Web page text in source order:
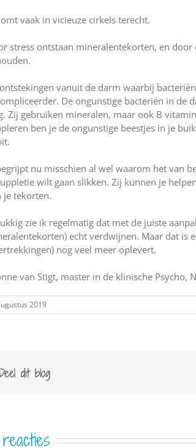
vaak in vicieuze cirkels terecht.
stress ontstaan mineralentekorten, en
vanuit de darm waarbij
De ongunstige bacteriën in de
Zij gebruiken mineralen, maar ook B
ben je de ongunstige beestjes in je
nu misschien al wel waarom het van
wilt gaan slikken. Zij kunnen je
je tekorten.
zie ik regelmatig dat met de juiste
echt verdwijnen. Maar dat is
nog veel meer oplevert.
van Stigt, master in de klinische Psycho,
2019
dit blog